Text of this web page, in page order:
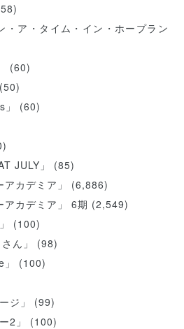
・ア・タイム・イン・ホープラン
(60)
(50)
(60)
JULY」
(85)
カデミア」
(6,886)
アカデミア」 6期 (2,549)
(100)
ん」
(98)
(100)
ジ」
(99)
2」
(100)